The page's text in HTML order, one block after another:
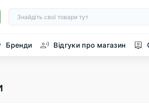
Бренди Відгуки про магазин